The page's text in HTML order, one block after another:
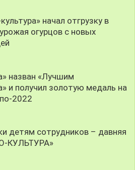
начал отгрузку в
огурцов с новых
назван «Лучшим
и получил золотую медаль на
2022
детям сотрудников – давняя
КУЛЬТУРА»